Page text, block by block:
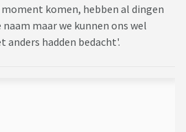
komen, hebben al dingen
maar we kunnen ons wel
hadden bedacht'.